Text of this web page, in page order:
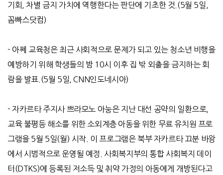
기회
,차별 금지 가치에 역행한다는 판단에 기초한 것 (5월 5일
꼼빠스닷컴)
- 아쩨 교육청은 최근 사회적으로 문제가 되고 있는 청소년 비행을
예방하기 위해 학생들의 밤10시 이후 집 밖 외출을 금지하는 회
람을 발표 (5월 5일 , CNN인도네시아)
-자카르타 주지사 쁘라모노 아눙은 지난 대선 공약의 일환으로
교육 불평등 해소를 위한 소외계층 아동을 위한 무료 유치원 프로
그램을5월 5일(월) 시작 이 프로그램은 북부 자카르타 끄분 바왕
에서 시범적으로 운영될 예정
사회복지부의 통합 사회복지 데이
터 (DTKS)에 등록된 저소득 및 취약 가정의 아동에게 개방된다고